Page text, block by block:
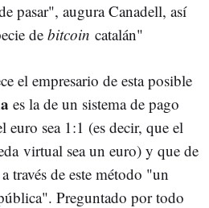
pasar", augura Canadell, así
debitcoin catalán"
el empresario de esta posible
es la de un sistema de pago
euro sea 1:1 (es decir, que el
virtual sea un euro) y que de
través de este método "un
Preguntado por todo